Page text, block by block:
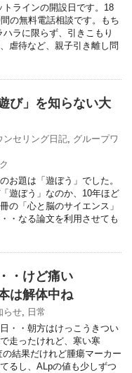
ラインの開設日です。18
の無料電話相談です。もち
ラに限らず、引きこもり
虐待など、親子引き離し問
び」を知らない大
ンセリング日記, グループワ
お題は「遊ぼう」でした。
遊ぼう」なのか、10年ほど
の「心と脳のサイエンス」
・なる論文を利用させても
・けど痛い
は解体中ね
らせ, 日常
・・朝方はけっこうきつい
走ったけれど、寒い寒
結果だけれど腫瘍マーカー
るし、ALpの値も少しずつ